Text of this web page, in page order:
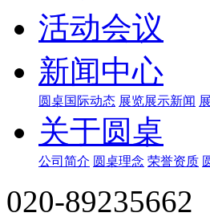
珠宝展 展厅设计搭建 汽车展
建
国际展台搭建